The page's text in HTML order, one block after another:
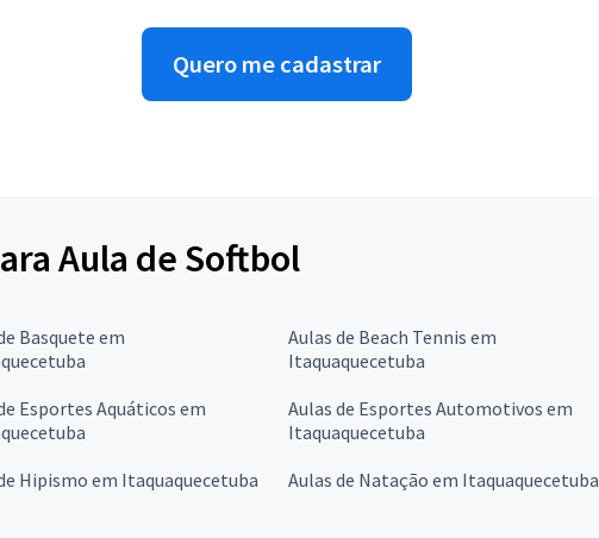
Quero me cadastrar
Aula de Softbol
Basquete em
Aulas de Beach Tennis em
Itaquaquecetuba
Esportes Aquáticos em
Aulas de Esportes Automotivos em
Itaquaquecetuba
Hipismo em Itaquaquecetuba Aulas de Natação em Itaquaquecetuba